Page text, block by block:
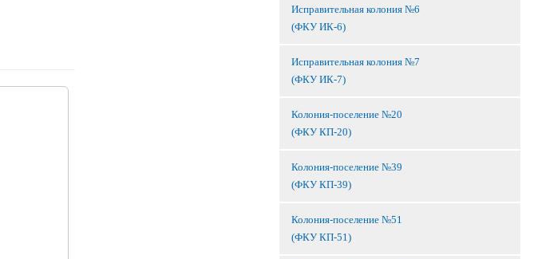
Исправительная колония №6
(ФКУ ИК-6)
Исправительная колония №7
(ФКУ ИК-7)
Колония-поселение №20
(ФКУ КП-20)
Колония-поселение №39
(ФКУ КП-39)
Колония-поселение №51
(ФКУ КП-51)